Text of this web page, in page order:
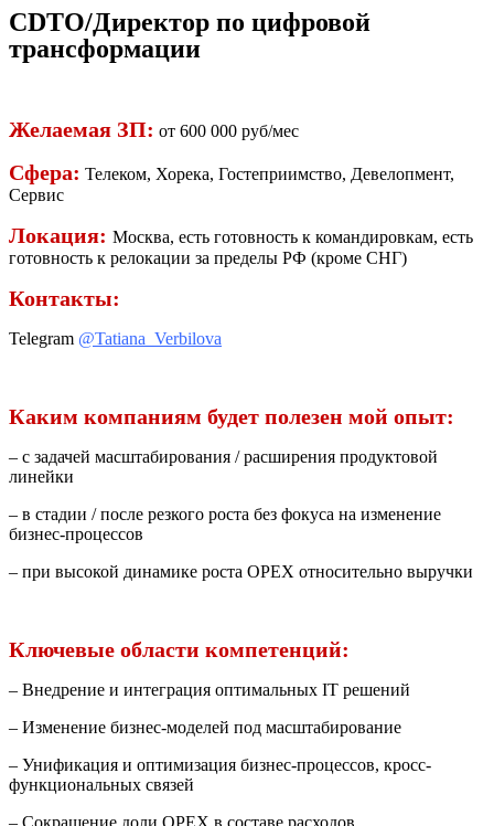
CDTO/Директор по цифровой
трансформации
Желаемая ЗП: от 600 000 руб/мес
Сфера: Телеком, Хорека, Гостеприимство, Девелопмент,
Сервис
Локация: Москва, есть готовность к командировкам, есть
готовность к релокации за пределы РФ (кроме СНГ)
Контакты:
Telegram @Tatiana_Verbilova
Каким компаниям будет полезен мой опыт:
– с задачей масштабирования / расширения продуктовой
линейки
– в стадии / после резкого роста без фокуса на изменение
бизнес-процессов
– при высокой динамике роста ОРЕХ относительно выручки
Ключевые области компетенций:
– Внедрение и интеграция оптимальных IT решений
– Изменение бизнес-моделей под масштабирование
– Унификация и оптимизация бизнес-процессов, кросс-
функциональных связей
– Сокращение доли OPEX в составе расходов